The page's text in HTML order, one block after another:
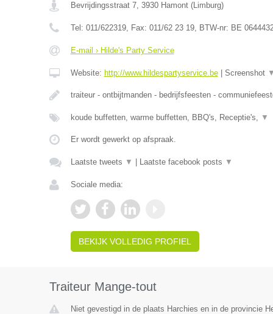
Bevrijdingsstraat 7, 3930 Hamont(Limburg)
Tel: 011/622319, Fax: 011/62 23 19, BTW-nr: BE
E-mail › Hilde's Party Service
Website: http://www.hildespartyservice.be| Screenshot ▼
traiteur - ontbijtmanden - bedrijfsfeesten -
koude buffetten, warme buffetten, BBQ's, Receptie's, ▼
Er wordt gewerkt op afspraak.
Laatste tweets ▼ Laatste facebook posts ▼
Sociale media:
BEKIJK VOLLEDIG PROFIEL
Traiteur Mange-tout
Niet gevestigd in de plaats Harchies en in de provincie